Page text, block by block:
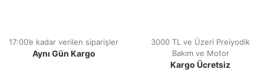
17:00’e kadar verilen siparişler
Aynı Gün Kargo
3000 TL ve Üzeri Preiyodik
Bakım ve Motor
Kargo Ücretsiz